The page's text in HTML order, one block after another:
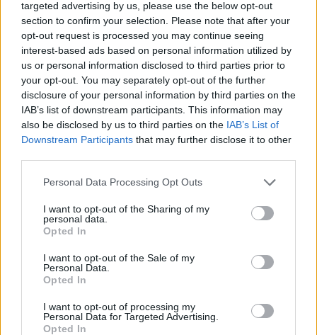
targeted advertising by us, please use the below opt-out
section to confirm your selection. Please note that after your
opt-out request is processed you may continue seeing
interest-based ads based on personal information utilized by
us or personal information disclosed to third parties prior to
your opt-out. You may separately opt-out of the further
disclosure of your personal information by third parties on the
IAB’s list of downstream participants. This information may
also be disclosed by us to third parties on the IAB’s List of
Downstream Participants that may further disclose it to other
Personal Data Processing Opt Outs
I want to opt-out of the Sharing of my
personal data.
Opted In
I want to opt-out of the Sale of my
Personal Data.
Opted In
I want to opt-out of processing my
Personal Data for Targeted Advertising.
Opted In
FIFA+
8 (14,29%)
Ver ranking completo
TOTAL
3
CANALES TV
DÍAS
436
SIN PARTIDO
GRATUÍTO
PARTIDOS
5
CONSECUTIVOS
DE PAGO
28 partidos en local
50%
28 partidos de visitante
MÁXIMO
VS Monopoli
TOTAL
COMPETICIONES
Monopoli
5 (8,93%)